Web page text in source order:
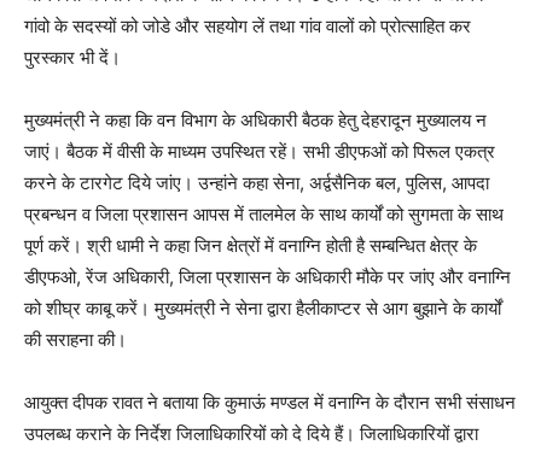
गांवो के सदस्यों को जोडे और सहयोग लें तथा गांव वालों को प्रोत्साहित कर
पुरस्कार भी दें।
मुख्यमंत्री ने कहा कि वन विभाग के अधिकारी बैठक हेतु देहरादून मुख्यालय न
जाएं। बैठक में वीसी के माध्यम उपस्थित रहें। सभी डीएफओं को पिरूल एकत्र
करने के टारगेट दिये जांए। उन्हांने कहा सेना, अर्द्वसैनिक बल, पुलिस, आपदा
प्रबन्धन व जिला प्रशासन आपस में तालमेल के साथ कार्यों को सुगमता के साथ
पूर्ण करें। श्री धामी ने कहा जिन क्षेत्रों में वनाग्नि होती है सम्बन्धित क्षेत्र के
डीएफओ, रेंज अधिकारी, जिला प्रशासन के अधिकारी मौके पर जांए और वनाग्नि
को शीघ्र काबू करें। मुख्यमंत्री ने सेना द्वारा हैलीकाप्टर से आग बुझाने के कार्यों
की सराहना की।
आयुक्त दीपक रावत ने बताया कि कुमाऊं मण्डल में वनाग्नि के दौरान सभी संसाधन
उपलब्ध कराने के निर्देश जिलाधिकारियों को दे दिये हैं। जिलाधिकारियों द्वारा